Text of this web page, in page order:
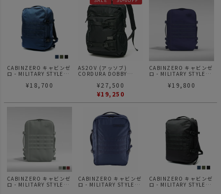
CABINZERO キャビンゼ
ロ - MILITARY STYLE
¥18,700
AS2OV (アッソブ)
CORDURA DOBBY
BLACK / 2WAY バックパ
ック リュック ショルダ
ーバッグ
¥27,500
¥19,250
CABINZERO キャビンゼ
ロ - MILITARY STYLE
¥19,800
CABINZERO キャビンゼ
ロ - MILITARY STYLE
CABINZERO キャビンゼ
ロ - MILITARY STYLE
CABINZERO キャビンゼ
ロ - MILITARY STYLE